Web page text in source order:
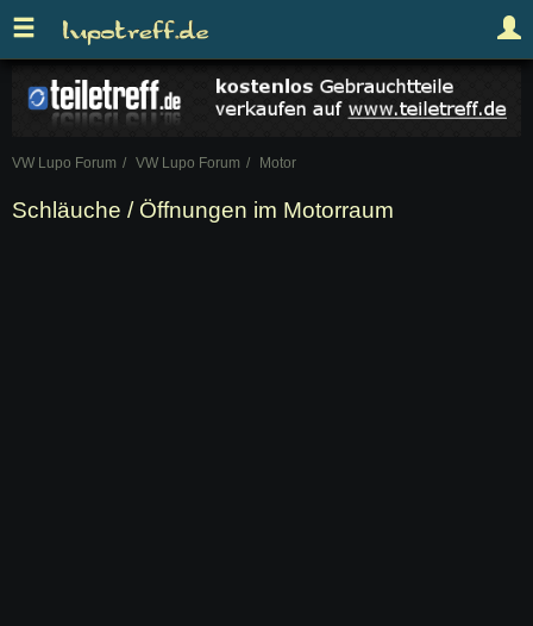
VW Lupo Forum VW Lupo Forum Motor
Schläuche / Öffnungen im Motorraum